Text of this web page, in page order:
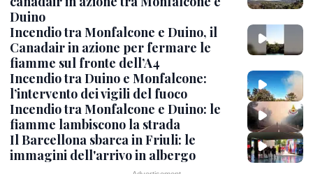
Duino
Incendio tra Monfalcone e Duino, il
Canadair in azione per fermare le
fiamme sul fronte dell’A4
Incendio tra Duino e Monfalcone:
l’intervento dei vigili del fuoco
Incendio tra Monfalcone e Duino: le
fiamme lambiscono la strada
Il Barcellona sbarca in Friuli: le
immagini dell'arrivo in albergo